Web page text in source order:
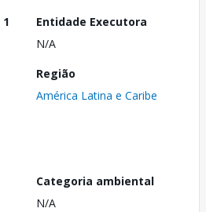
1
Entidade Executora
N/A
Região
América Latina e Caribe
Categoria ambiental
N/A